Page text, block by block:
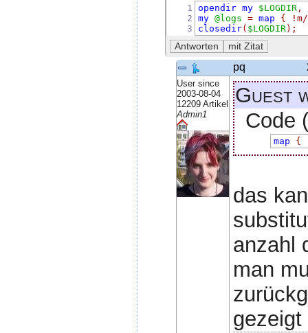
1
2
3
opendir my $LOGDIR ,
my @logs = map { !
closedir( $LOGDIR);
pq
User since
2003-08-04
12209 Artikel
Admin1
Guest
Code
map {
das
anzahl
man
gezeigt